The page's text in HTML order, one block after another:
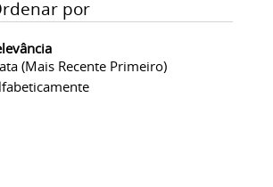
por
(mais Recente Primeiro)